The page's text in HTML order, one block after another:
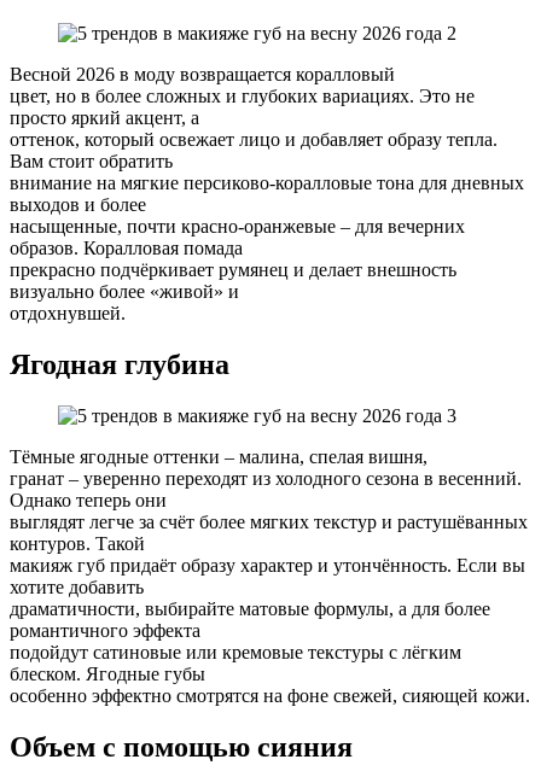
Весной 2026 в моду возвращается коралловый
цвет, но в более сложных и глубоких вариациях. Это не
просто яркий акцент, а
оттенок, который освежает лицо и добавляет образу тепла.
Вам стоит обратить
внимание на мягкие персиково-коралловые тона для дневных
выходов и более
насыщенные, почти красно-оранжевые – для вечерних
образов. Коралловая помада
прекрасно подчёркивает румянец и делает внешность
визуально более «живой» и
отдохнувшей.
Ягодная глубина
Тёмные ягодные оттенки – малина, спелая вишня,
гранат – уверенно переходят из холодного сезона в весенний.
Однако теперь они
выглядят легче за счёт более мягких текстур и растушёванных
контуров. Такой
макияж губ придаёт образу характер и утончённость. Если вы
хотите добавить
драматичности, выбирайте матовые формулы, а для более
романтичного эффекта
подойдут сатиновые или кремовые текстуры с лёгким
блеском. Ягодные губы
особенно эффектно смотрятся на фоне свежей, сияющей кожи.
Объем с помощью сияния